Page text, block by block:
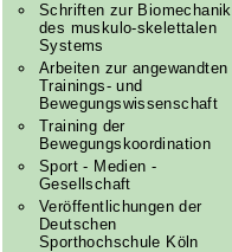
Schriften zur Biomechanik
des muskulo-skelettalen
Systems
Arbeiten zur angewandten
Trainings- und
Bewegungswissenschaft
Training der
Bewegungskoordination
Sport - Medien -
Gesellschaft
Veröffentlichungen der
Deutschen
Sporthochschule Köln